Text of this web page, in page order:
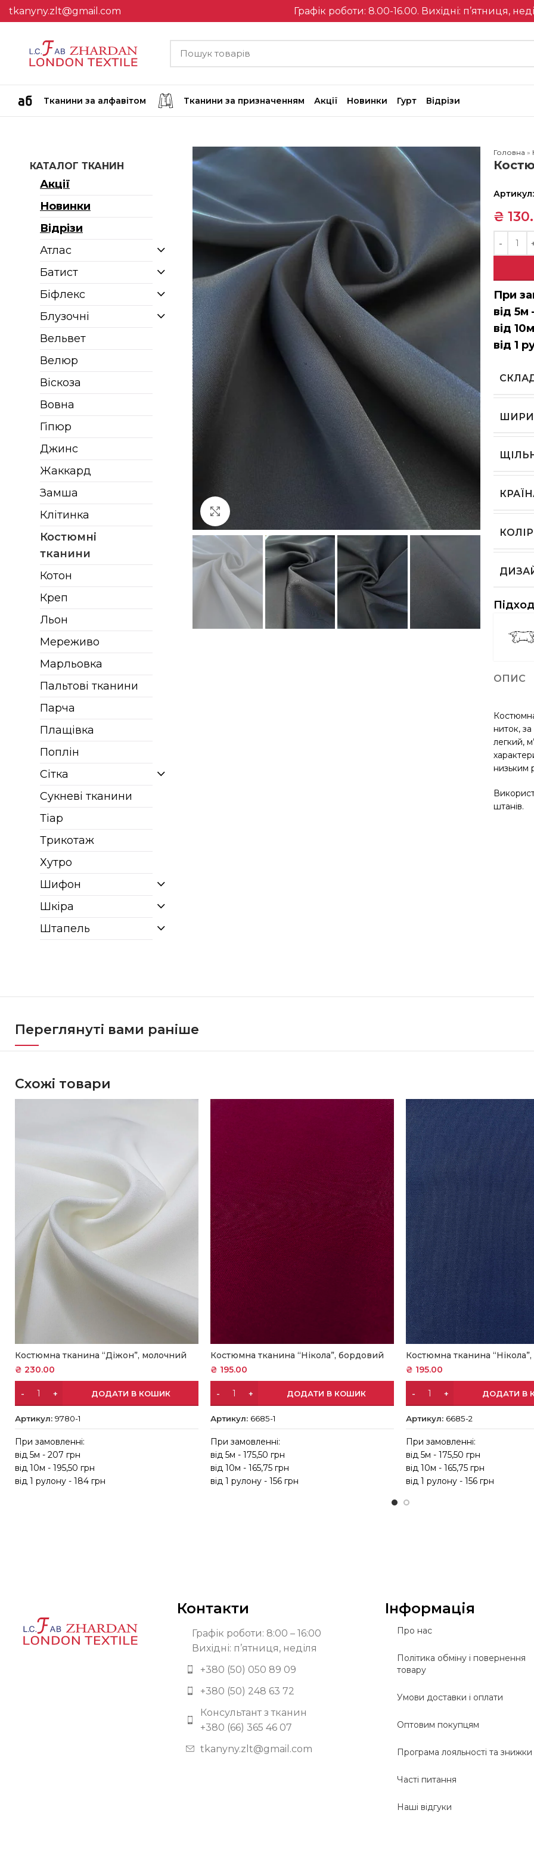
tkanyny.zlt@gmail.com Графік роботи: 8.00-16.00. Вихідні: п’ятниця,
Тканини за алфавітом Тканини за призначенням Акції Новинки Гурт Відрізи
КАТАЛОГ ТКАНИН
Акції
Новинки
Відрізи
Атлас
Батист
Біфлекс
Блузочні
Вельвет
Велюр
Віскоза
Вовна
Гіпюр
Джинс
Жаккард
Замша
Клітинка
Костюмні
тканини
Котон
Креп
Льон
Мереживо
Марльовка
Пальтові тканини
Парча
Плащівка
Поплін
Сітка
Сукневі тканини
Тіар
Трикотаж
Хутро
Шифон
Шкіра
Штапель
Клацніть, щоб збільшити
Головна »
₴
При
від 5м
від
від 1
КОЛІР
ОПИС
ниток,
легкий,
низьким
штанів.
Переглянуті вами раніше
Схожі товари
Костюмна тканина “Діжон”, молочний
₴ 230.00
ДОДАТИ В КОШИК
Артикул:9780-1
При замовленні:
від 5м - 207 грн
від 10м - 195,50 грн
від 1 рулону - 184 грн
Костюмна тканина “Нікола”, бордовий
₴ 195.00
ДОДАТИ В КОШИК
Артикул: 6685-1
При замовленні:
від 5м - 175,50 грн
від 10м - 165,75 грн
від 1 рулону - 156 грн
Костюмна тканина “Нікола”,
₴ 195.00
ДОДАТИ В
Артикул: 6685-2
При замовленні:
від 5м - 175,50 грн
від 10м - 165,75 грн
від 1 рулону - 156 грн
Контакти
Графік роботи: 8:00 – 16:00
Вихідні: п’ятниця, неділя
+380 (50) 050 89 09
+380 (50) 248 63 72
Консультант з тканин
+380 (66) 365 46 07
tkanyny.zlt@gmail.com
Інформація
Про нас
Політика обміну і повернення
товару
Умови доставки і оплати
Оптовим покупцям
Програма лояльності та знижки
Часті питання
Наші відгуки